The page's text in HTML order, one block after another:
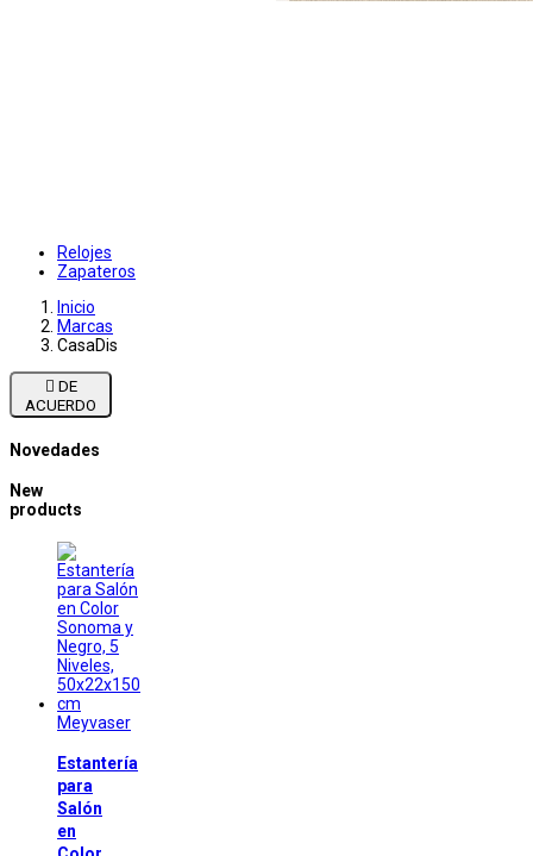
Relojes
Zapateros
Inicio
Marcas
CasaDis

ACUERDO
Novedades
New
products
Meyvaser
Estantería
para
Salón
en